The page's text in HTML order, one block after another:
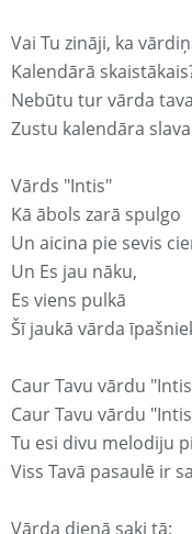
Vai Tu zināji, ka
Kalendārā
Nebūtu tur vārda
Zustu kalendāra
Vārds "Intis"
Kā ābols zarā spulgo
Un aicina pie sevis
Un Es jau nāku,
Es viens pulkā
Šī jaukā vārda
Caur Tavu vārdu
Caur Tavu vārdu
Tu esi divu melodiju
Viss Tavā pasaulē ir
Vārda dienā saki tā: